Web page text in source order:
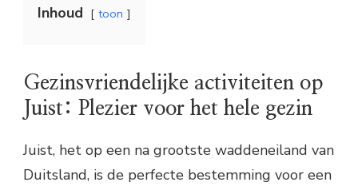
Inhoud toon
Gezinsvriendelijke activiteiten op
Juist: Plezier voor het hele gezin
Juist, het op een na grootste waddeneiland van
Duitsland, is de perfecte bestemming voor een